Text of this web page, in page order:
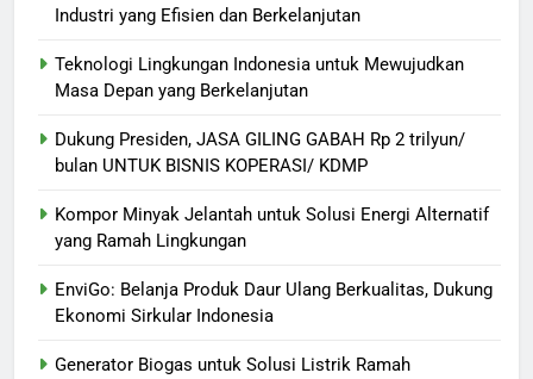
Industri yang Efisien dan Berkelanjutan
Teknologi Lingkungan Indonesia untuk Mewujudkan
Masa Depan yang Berkelanjutan
Dukung Presiden, JASA GILING GABAH Rp 2 trilyun/
bulan UNTUK BISNIS KOPERASI/ KDMP
Kompor Minyak Jelantah untuk Solusi Energi Alternatif
yang Ramah Lingkungan
EnviGo: Belanja Produk Daur Ulang Berkualitas, Dukung
Ekonomi Sirkular Indonesia
Generator Biogas untuk Solusi Listrik Ramah